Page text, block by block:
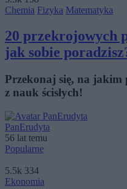
Chemia Fizyka Matematyka
20 przekrojowych
jak sobie
Przekonaj się, na jakim
z nauk ścisłych!
PanErudyta
56 lat temu
Popularne
5.5k 334
Ekonomia